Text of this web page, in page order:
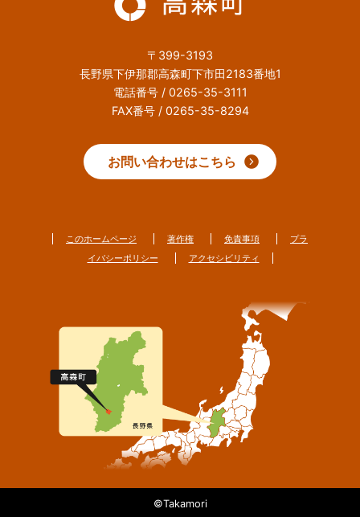
〒399-3193
長野県下伊那郡高森町下市田2183番地1
電話番号 / 0265-35-3111
FAX番号 / 0265-35-8294
お問い合わせはこちら
このホームページ 著作権 免責事項
プラ
イバシーポリシー
アクセシビリティ
©Takamori